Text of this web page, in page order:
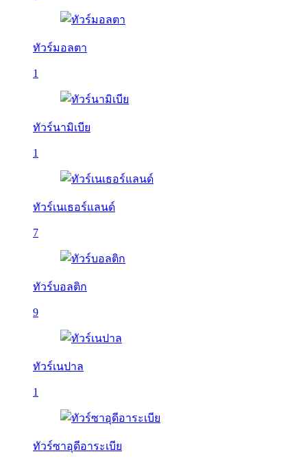
ทัวร์มอลตา
1
ทัวร์นามิเบีย
1
ทัวร์เนเธอร์แลนด์
7
ทัวร์บอลติก
9
ทัวร์เนปาล
1
ทัวร์ซาอุดีอาระเบีย